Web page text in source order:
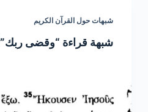
شبهات حول القرآن الكريم
شبهة قراءة “وقضى